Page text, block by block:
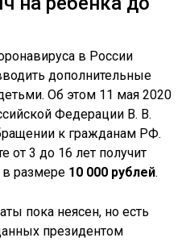
в России
дополнительные
Об этом 11 мая 2020
Федерации В. В.
к гражданам РФ.
от 3 до 16 лет получит
размере 10 000 рублей.
пока неясен, но есть
президентом